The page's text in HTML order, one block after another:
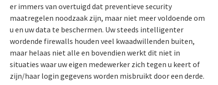
er immers van overtuigd dat preventieve security
maatregelen noodzaak zijn, maar niet meer voldoende om
u en uw data te beschermen. Uw steeds intelligenter
wordende firewalls houden veel kwaadwillenden buiten,
maar helaas niet alle en bovendien werkt dit niet in
situaties waar uw eigen medewerker zich tegen u keert of
zijn/haar login gegevens worden misbruikt door een derde.